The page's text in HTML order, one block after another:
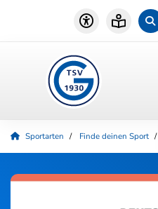
Sportarten Finde deinen Sport